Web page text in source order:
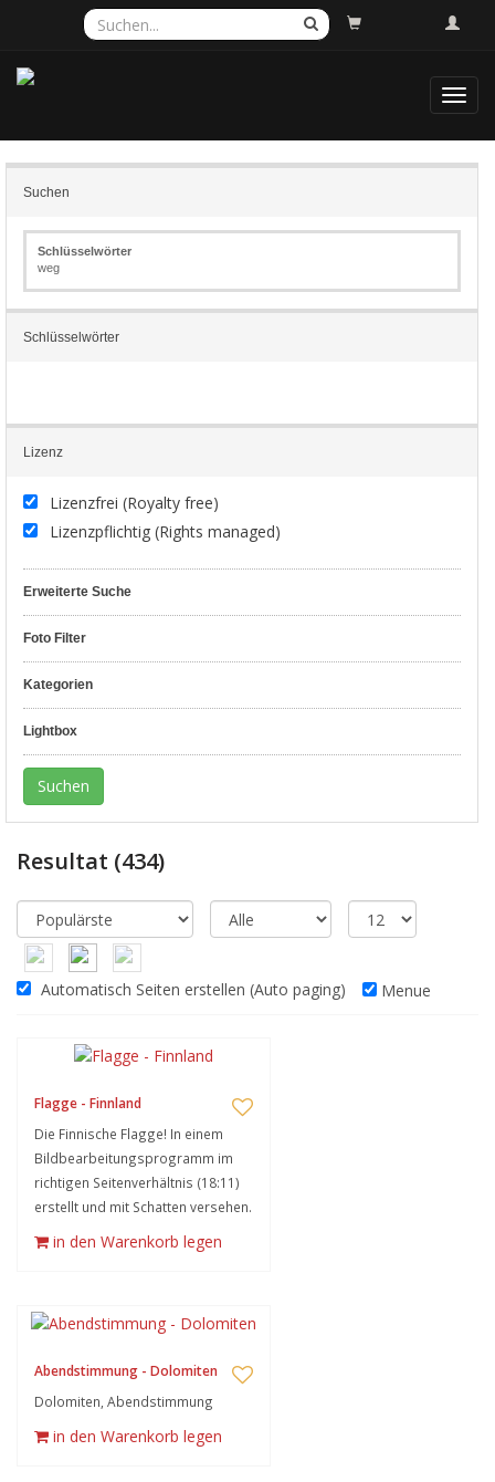
Suchen
Schlüsselwörter
weg
Schlüsselwörter
Lizenz
Lizenzfrei (Royalty free)
Lizenzpflichtig (Rights managed)
Erweiterte Suche
Foto Filter
Kategorien
Lightbox
Resultat (434)
Automatisch Seiten erstellen (Auto paging) Menue
Flagge - Finnland
Die Finnische Flagge! In einem
Bildbearbeitungsprogramm im
richtigen Seitenverhältnis (18:11)
erstellt und mit Schatten versehen.
in den Warenkorb legen
Abendstimmung - Dolomiten
Dolomiten, Abendstimmung
in den Warenkorb legen